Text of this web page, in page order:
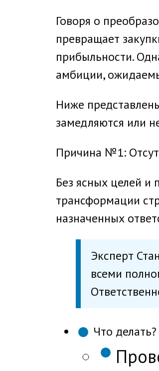
Говоря о
превращает
прибыльности.
амбиции,
Ниже
замедляются или
Причина №1:
Без ясных целей и
трансформации
назначенных
Эксперт
всеми
Что делать?